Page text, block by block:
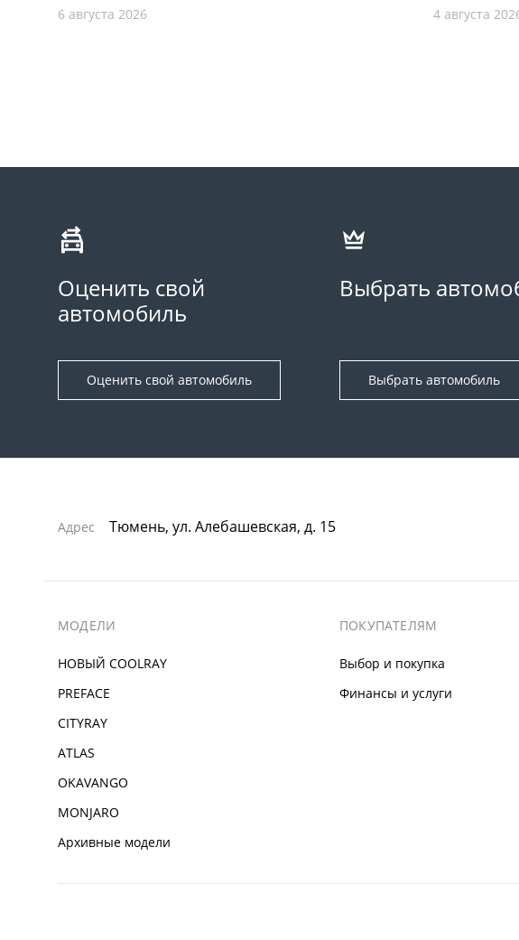
6 августа 2026 4 августа
Оценить свой
автомобиль
Оценить свой автомобиль
Выбрать
Выбрать автомобиль
Адрес Тюмень, ул. Алебашевская, д. 15
МОДЕЛИ
НОВЫЙ COOLRAY
PREFACE
CITYRAY
ATLAS
OKAVANGO
MONJARO
Архивные модели
ПОКУПАТЕЛЯМ
Выбор и покупка
Финансы и услуги